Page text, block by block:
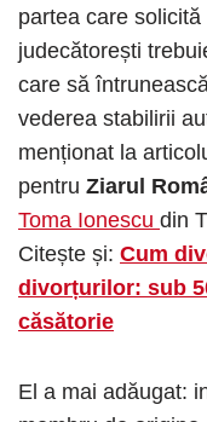
partea care
judecătorești
care să
vederea stabilirii
menționat la
pentru Ziarul
Toma Ionescu din
Citește și: Cum
divorțurilor: sub
căsătorie
El a mai adăugat: